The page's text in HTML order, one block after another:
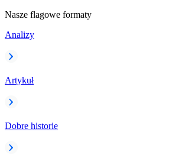
Nasze flagowe formaty
Analizy
Artykuł
Dobre historie